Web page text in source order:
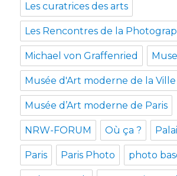
Les curatrices des arts
Les Rencontres de la
Michael von Graffenried
Musée d'Art moderne de la Ville
Musée d’Art moderne de Paris
NRW-FORUM Où ça ?
Paris Paris Photo photo